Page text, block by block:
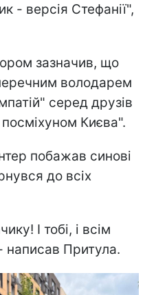
- версія Стефанії",
зазначив, що
володарем
серед друзів
Києва".
побажав синові
до всіх
І тобі, і всім
написав Притула.